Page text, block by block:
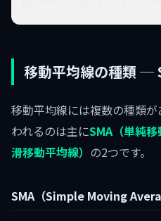
移動平均線の種類 ─
移動平均線には複数の種類
われるのは主にSMA（単純移
滑移動平均線） の2つです。
SMA（Simple Moving